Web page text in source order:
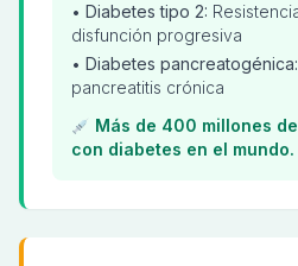
• Diabetes tipo 2:
disfunción progresiva
• Diabetes pancreatogénica:
pancreatitis crónica
Más de 400 millones
con diabetes en el mundo.